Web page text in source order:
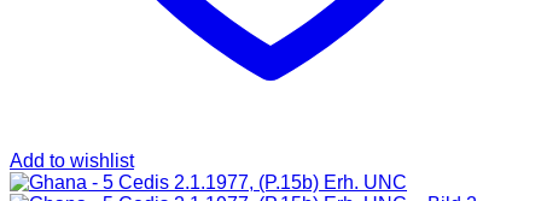
Add to wishlist